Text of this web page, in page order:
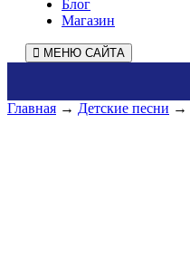
Блог
Магазин
МЕНЮ САЙТА
Главная → Детские песни →